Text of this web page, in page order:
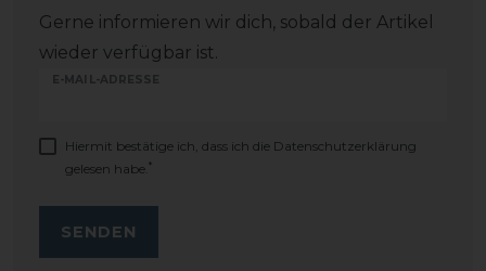
Gerne informieren wir dich, sobald der Artikel
wieder verfügbar ist.
E-MAIL-ADRESSE
Hiermit bestätige ich, dass ich die Daten­schutz­erklärung
gelesen habe. *
SENDEN